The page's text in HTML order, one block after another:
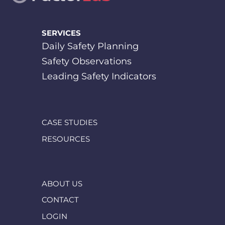
SERVICES
Daily Safety Planning
Safety Observations
Leading Safety Indicators
CASE STUDIES
RESOURCES
ABOUT US
CONTACT
LOGIN